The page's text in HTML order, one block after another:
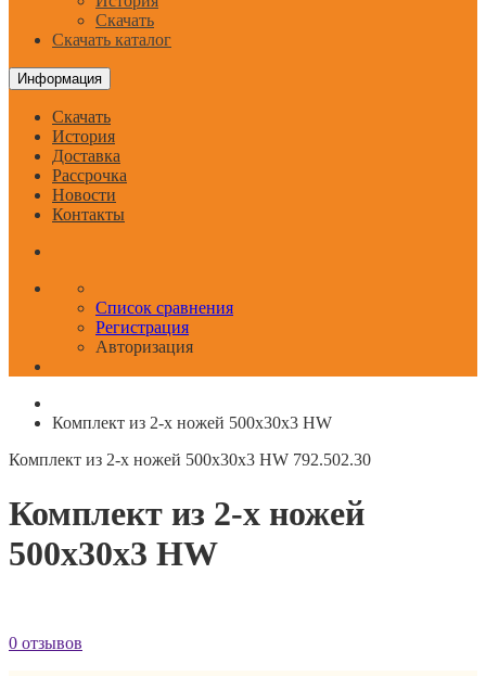
Скачать
Скачать каталог
Информация
Скачать
История
Доставка
Рассрочка
Новости
Контакты
Список сравнения
Регистрация
Авторизация
Комплект из 2-х ножей 500x30x3 HW
Комплект из 2-х ножей 500x30x3 HW 792.502.30
Комплект из 2-х ножей
500x30x3 HW
0 отзывов